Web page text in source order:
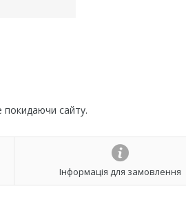
покидаючи сайту.
Інформація для замовлення